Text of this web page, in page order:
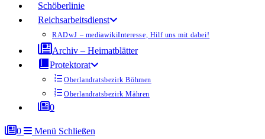
Schöberlinie
Reichsarbeitsdienst
RADwJ – mediawikiInteresse, Hilf uns mit dabei!
Archiv – Heimatblätter
Protektorat
Oberlandratsbezirk Böhmen
Oberlandratsbezirk Mähren
0
0 Menü Schließen